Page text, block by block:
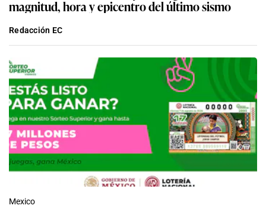
magnitud, hora y epicentro del último sismo
Redacción EC
Mexico